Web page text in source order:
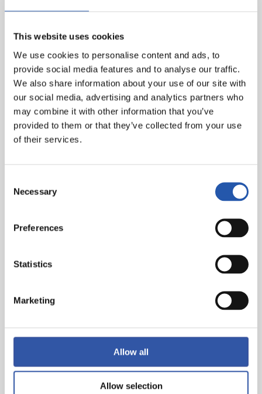
This website uses cookies
We use cookies to personalise content and ads, to
provide social media features and to analyse our traffic.
We also share information about your use of our site with
our social media, advertising and analytics partners who
may combine it with other information that you’ve
provided to them or that they’ve collected from your use
of their services.
Selection
Necessary
Preferences
Statistics
Marketing
Allow all
Allow selection